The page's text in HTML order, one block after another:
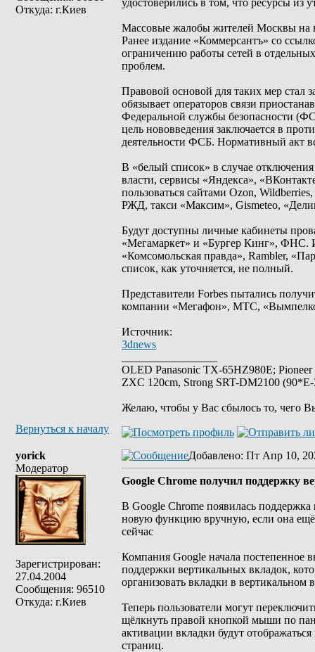
Откуда: г.Киев
удостоверились в том, что ресурсы из
Массовые жалобы жителей Москвы на
Ранее издание «Коммерсантъ» со
ограничению работы сетей в
проблем.
Правовой основой для таких мер стал
обязывает операторов связи
Федеральной службы безопасности
цель нововведения заключается в
деятельности ФСБ. Нормативный акт
В «белый список» в случае
власти, сервисы «Яндекса»,
пользоваться сайтами Ozon,
РЖД, такси «Максим», Gismeteo,
Будут доступны личные кабинеты
«Мегамаркет» и «Бургер Кинг», ФНС.
«Комсомольская правда», Rambler,
список, как уточняется, не полный.
Представители Forbes пытались
компании «Мегафон», МТС,
Источник:
3dnews
OLED Panasonic TX-65HZ980E;
ZXC 120cm, Strong SRT-DM2100
Желаю, чтобы у Вас сбылось то, чего
Вернуться к началу
yorick
Модератор
Зарегистрирован:
27.04.2004
Сообщения: 96510
Откуда: г.Киев
Добавлено: Пт Апр 10,
Google Chrome получил поддержку
В Google Chrome появилась
новую функцию вручную, если она ещё
сейчас
Компания Google начала постепенное
поддержки вертикальных вкладок,
организовать вкладки в вертикальном
Теперь пользователи могут
щёлкнуть правой кнопкой мыши по
активации вкладки будут
страниц.